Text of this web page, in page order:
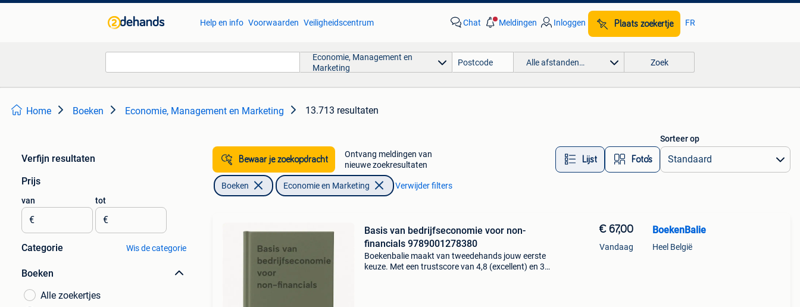
Help en info Voorwaarden Veiligheidscentrum Chat Meldingen Inloggen Plaats zoekertje FR
Economie, Management en
Marketing
Alle afstanden… Zoek
Home Boeken Economie, Management en Marketing 13.713 resultaten
Verfijn resultaten
Prijs
van
€
tot
€
Categorie Wis de categorie
Boeken
Alle zoekertjes
Bewaar je zoekopdracht
Ontvang meldingen van
nieuwe zoekresultaten
Lijst Foto’s
Sorteer op
Boeken Economie en Marketing Verwijder filters
Basis van bedrijfseconomie voor non-
financials 9789001278380
Boekenbalie maakt van tweedehands jouw eerste
keuze. Met een trustscore van 4,8 (excellent) en 30
€ 67,00
Vandaag
BoekenBalie
Heel België